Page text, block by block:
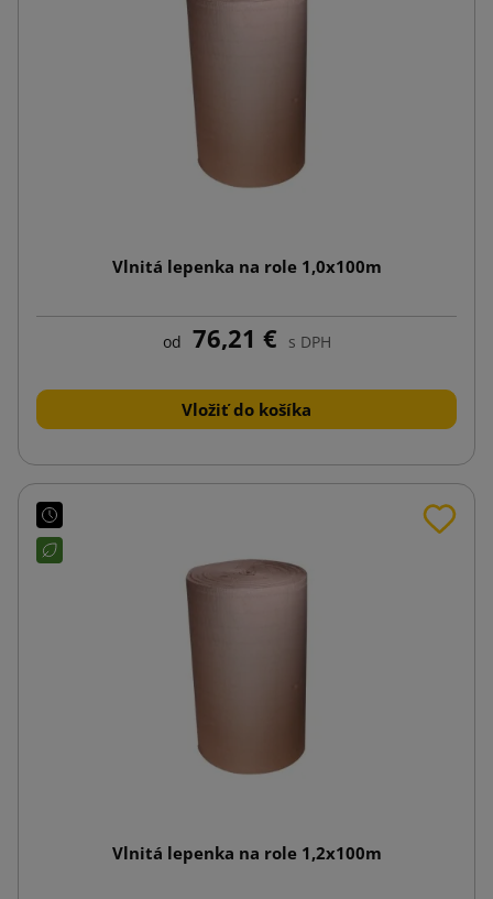
Vlnitá lepenka na role 1,0x100m
od 76,21 € s DPH
Vložiť do košíka
Vlnitá lepenka na role 1,2x100m